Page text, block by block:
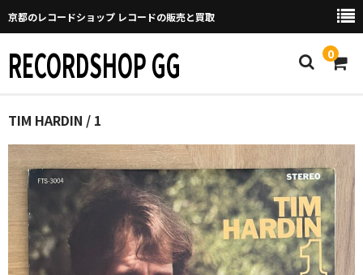
京都のレコードショップ レコードの販売と買取
RECORDSHOP GG 0
Home
マイページ
GGについて
買取について
取り置きなどについて
TIM HARDIN / 1